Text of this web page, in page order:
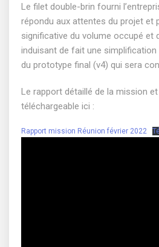
Le filet double-brin fourni
répondu aux attentes du projet et
significative du volume occupé et
induisant de fait une
du prototype final (v4) qui sera
Le rapport détaillé de la mission
téléchargeable ici :
Rapport mission Réunion février 2022